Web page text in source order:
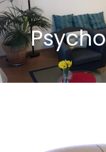
Home
Leistungen
Team